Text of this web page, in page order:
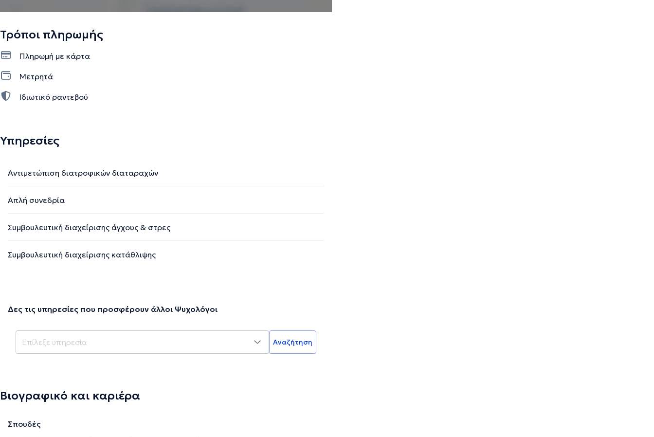
Τρόποι πληρωμής
Πληρωμή με κάρτα
Μετρητά
Ιδιωτικό ραντεβού
Υπηρεσίες
Αντιμετώπιση διατροφικών διαταραχών
Απλή συνεδρία
Συμβουλευτική διαχείρισης άγχους & στρες
Συμβουλευτική διαχείρισης κατάθλιψης
Δες τις υπηρεσίες που προσφέρουν άλλοι Ψυχολόγοι
Αναζήτηση
Βιογραφικό και καριέρα
Σπουδές